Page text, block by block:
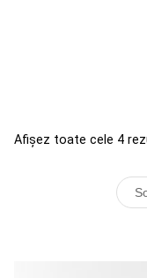
Afișez toate cele 4